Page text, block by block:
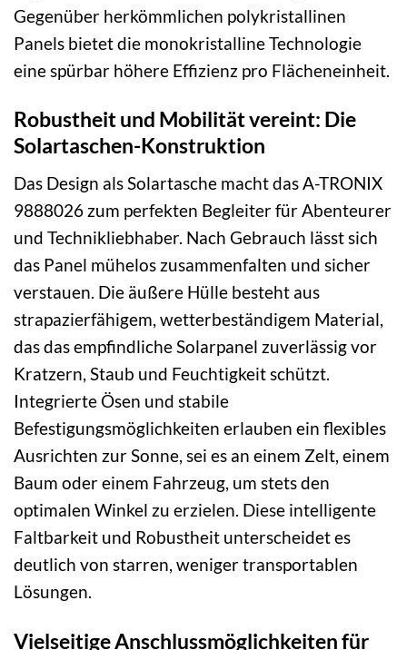
Gegenüber herkömmlichen polykristallinen
Panels bietet die monokristalline Technologie
eine spürbar höhere Effizienz pro Flächeneinheit.
Robustheit und Mobilität vereint: Die
Solartaschen-Konstruktion
Das Design als Solartasche macht das A-TRONIX
9888026 zum perfekten Begleiter für Abenteurer
und Technikliebhaber. Nach Gebrauch lässt sich
das Panel mühelos zusammenfalten und sicher
verstauen. Die äußere Hülle besteht aus
strapazierfähigem, wetterbeständigem Material,
das das empfindliche Solarpanel zuverlässig vor
Kratzern, Staub und Feuchtigkeit schützt.
Integrierte Ösen und stabile
Befestigungsmöglichkeiten erlauben ein flexibles
Ausrichten zur Sonne, sei es an einem Zelt, einem
Baum oder einem Fahrzeug, um stets den
optimalen Winkel zu erzielen. Diese intelligente
Faltbarkeit und Robustheit unterscheidet es
deutlich von starren, weniger transportablen
Lösungen.
Vielseitige Anschlussmöglichkeiten für